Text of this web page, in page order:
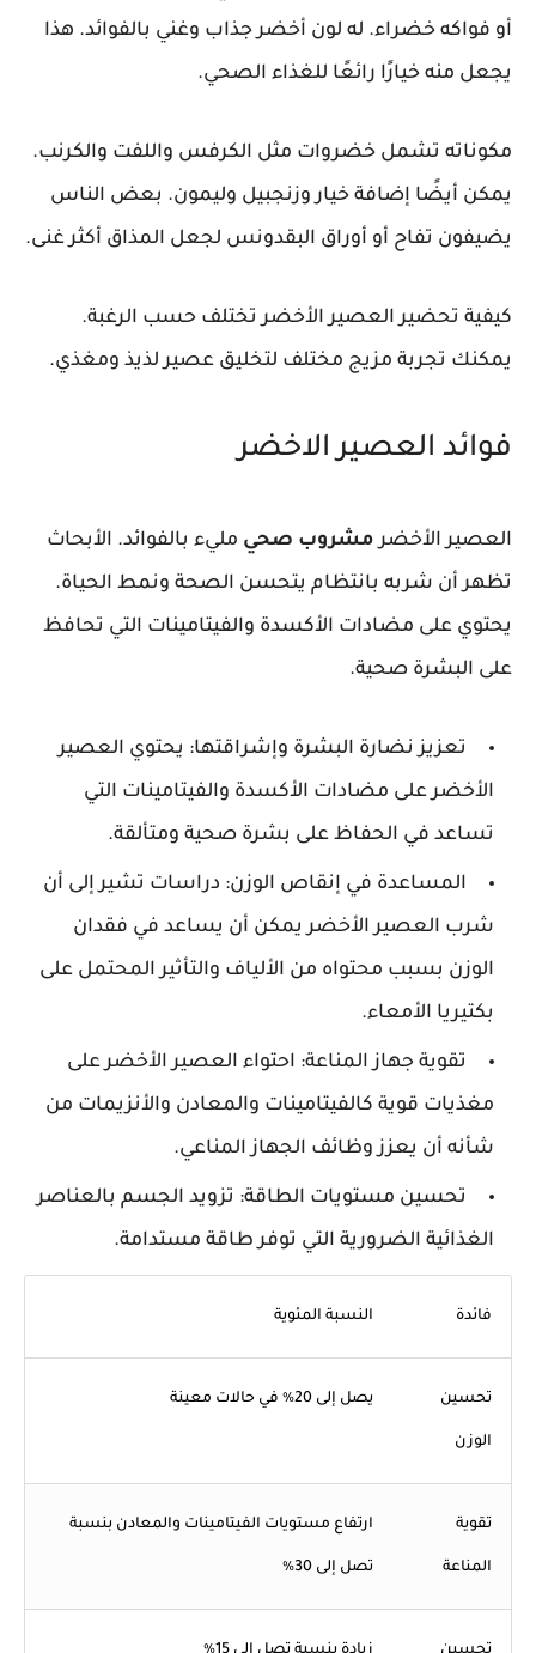
أو فواكه خضراء. له لون أخضر جذاب وغني بالفوائد. هذا
يجعل منه خيارًا رائعًا للغذاء الصحي.
مكوناته تشمل خضروات مثل الكرفس واللفت والكرنب.
يمكن أيضًا إضافة خيار وزنجبيل وليمون. بعض الناس
يضيفون تفاح أو أوراق البقدونس لجعل المذاق أكثر غنى.
كيفية تحضير العصير الأخضر تختلف حسب الرغبة.
يمكنك تجربة مزيج مختلف لتخليق عصير لذيذ ومغذي.
فوائد العصير الاخضر
العصير الأخضرمشروب صحي مليء بالفوائد. الأبحاث
تظهر أن شربه بانتظام يتحسن الصحة ونمط الحياة.
يحتوي على مضادات الأكسدة والفيتامينات التي تحافظ
على البشرة صحية.
تعزيز نضارة البشرة وإشراقتها: يحتوي العصير
الأخضر على مضادات الأكسدة والفيتامينات التي
تساعد في الحفاظ على بشرة صحية ومتألقة.
المساعدة في إنقاص الوزن: دراسات تشير إلى أن
شرب العصير الأخضر يمكن أن يساعد في فقدان
الوزن بسبب محتواه من الألياف والتأثير المحتمل على
بكتيريا الأمعاء.
تقوية جهاز المناعة: احتواء العصير الأخضر على
مغذيات قوية كالفيتامينات والمعادن والأنزيمات من
شأنه أن يعزز وظائف الجهاز المناعي.
تحسين مستويات الطاقة: تزويد الجسم بالعناصر
الغذائية الضرورية التي توفر طاقة مستدامة.
فائدة النسبة المئوية
تحسين
الوزن
يصل إلى 20٪ في حالات معينة
تقوية
المناعة
ارتفاع مستويات الفيتامينات والمعادن بنسبة
تصل إلى 30٪